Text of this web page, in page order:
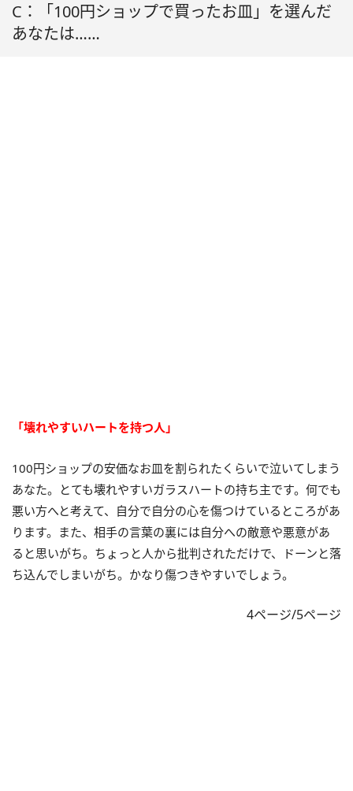
C：「100円ショップで買ったお皿」を選んだ
あなたは……
「壊れやすいハートを持つ人」
100円ショップの安価なお皿を割られたくらいで泣いてしまう
あなた。とても壊れやすいガラスハートの持ち主です。何でも
悪い方へと考えて、自分で自分の心を傷つけているところがあ
ります。また、相手の言葉の裏には自分への敵意や悪意があ
ると思いがち。ちょっと人から批判されただけで、ドーンと落
ち込んでしまいがち。かなり傷つきやすいでしょう。
4ページ/5ページ